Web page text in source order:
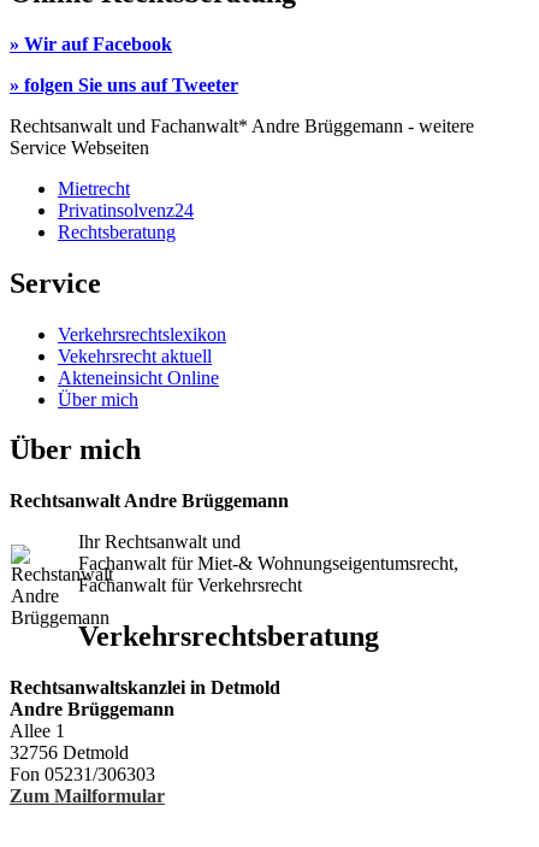
» Wir auf Facebook
» folgen Sie uns auf Tweeter
Rechtsanwalt und Fachanwalt* Andre Brüggemann - weitere
Service Webseiten
Mietrecht
Privatinsolvenz24
Rechtsberatung
Service
Verkehrsrechtslexikon
Vekehrsrecht aktuell
Akteneinsicht Online
Über mich
Über mich
Rechtsanwalt Andre Brüggemann
Ihr Rechtsanwalt und
Fachanwalt für Miet-& Wohnungseigentumsrecht,
Fachanwalt für Verkehrsrecht
Verkehrsrechtsberatung
Rechtsanwaltskanzlei in Detmold
Andre Brüggemann
Allee 1
32756 Detmold
Fon 05231/306303
Zum Mailformular